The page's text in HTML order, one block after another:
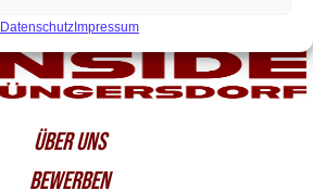
DatenschutzImpressum
ÜBER UNS
BEWERBEN